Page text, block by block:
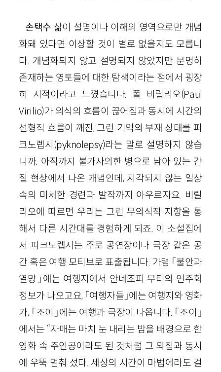
손택수 삶이 설명이나 이해의 영역으로만 개념
화돼 있다면 이상할 것이 별로 없을지도 모릅니
다. 개념화되지 않고 설명되지 않았지만 분명히
존재하는 영토들에 대한 탐색이라는 점에서 굉장
히 시적이라고 느꼈습니다. 폴 비릴리오(Paul
Virilio)가 의식의 흐름이 끊어짐과 동시에 시간의
선형적 흐름이 깨진, 그런 기억의 부재 상태를 피
크노렙시(pyknolepsy)라는 말로 설명하지 않습
니까. 아직까지 불가사의한 병으로 남아 있는 간
질 현상에서 나온 개념인데, 지각되지 않는 일상
속의 미세한 경련과 발작까지 아우르지요. 비릴
리오에 따르면 우리는 그런 무의식적 지향을 통
해서 다른 시간대를 경험하게 되죠. 이 소설집에
서 피크노렙시는 주로 공연장이나 극장 같은 공
간 혹은 여행 모티브로 표출됩니다. 가령 「불안과
열망」에는 여행지에서 안네조피 무터의 연주회
정보가 나오고요, 「여행자들」에는 여행지와 영화
가, 「조이」에는 여행과 극장이 나옵니다. 「조이」
에서는 “자매는 마치 눈 내리는 밤을 배경으로 한
영화 속 주인공이라도 된 것처럼 그 외침과 동시
에 우뚝 멈춰 섰다. 세상의 시간이 마법에라도 걸